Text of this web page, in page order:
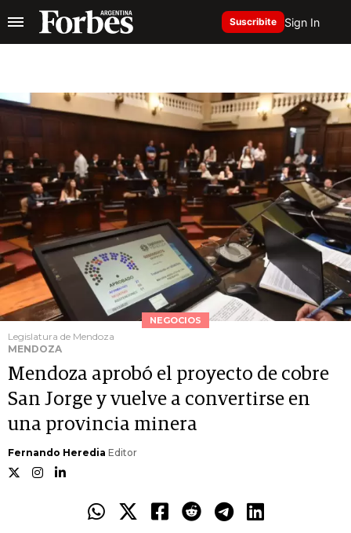
Suscribite Sign In
NEGOCIOS
Legislatura de Mendoza
MENDOZA
Mendoza aprobó el proyecto de cobre
San Jorge y vuelve a convertirse en
una provincia minera
Fernando Heredia Editor